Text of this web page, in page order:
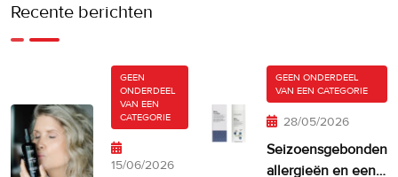
Recente berichten
GEEN
ONDERDEEL
VAN EEN
CATEGORIE
15/06/2026
GEEN ONDERDEEL
VAN EEN CATEGORIE
28/05/2026
Seizoensgebonden
allergieën en een